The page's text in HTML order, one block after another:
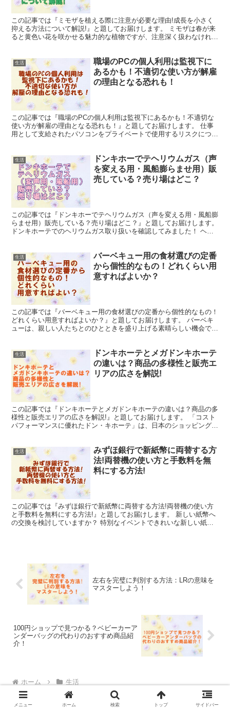
この記事では『ミモザを植える際に注意が必要な理由!成長を小さく
抑える方法について解説!』と題してお届けします。 ミモザは春が来
ると黄色い花を咲かせる魅力的な植物ですが、注意深く扱わなければ
生活
職場のPCの個人利用は監視下に
あるかも！不適切な使い方が解雇
の理由となる恐れも！
この記事では『職場のPCの個人利用は監視下にあるかも！不適切な
使い方が解雇の理由となる恐れも！』と題してお届けします。 仕事
用として支給されたパソコンをプライベートで使用するリスクについ
生活
ドンキホーでテヘリウムガス（声
を変える用・風船膨らませ用）販
売している？売り場はどこ？
この記事では『ドンキホーでテヘリウムガス（声を変える用・風船膨
らませ用）販売している？売り場はどこ？』と題してお届けします。
ドンキホーテでのヘリウムガス取り扱いを確認してみました！ ヘリ
生活
バーベキュー用の食材選びの定番
から個性的なもの！どれくらい用
意すればよいか？
この記事では『バーベキュー用の食材選びの定番から個性的なもの！
どれくらい用意すればよいか？』と題してお届けします。 バーベキ
ューは、親しい人たちとのひとときを盛り上げる素晴らしい機会で
生活
ドンキホーテとメガドンキホーテ
の違いは？商品の多様性と販売エ
リアの広さを解説!
この記事では『ドンキホーテとメガドンキホーテの違いは？商品の多
様性と販売エリアの広さを解説!』と題してお届けします。 「コスト
パフォーマンスに優れたドン・キホーテ」は、日本のショッピング文
生活
みずほ銀行で新紙幣に両替する方
法!両替機の使い方と手数料を無
料にする方法!
この記事では『みずほ銀行で新紙幣に両替する方法!両替機の使い方
と手数料を無料にする方法!』と題してお届けします。 新しい紙幣へ
の交換を検討していますか？ 特別なイベントできれいな新しい紙幣
左右を完璧に判別する方法：LRの意味を
マスターしよう！
100円ショップで見つかる？ベビーカーア
ンダーバッグの代わりのおすすめ商品紹
介！
ホーム 生活
メニュー ホーム 検索 トップ サイドバー